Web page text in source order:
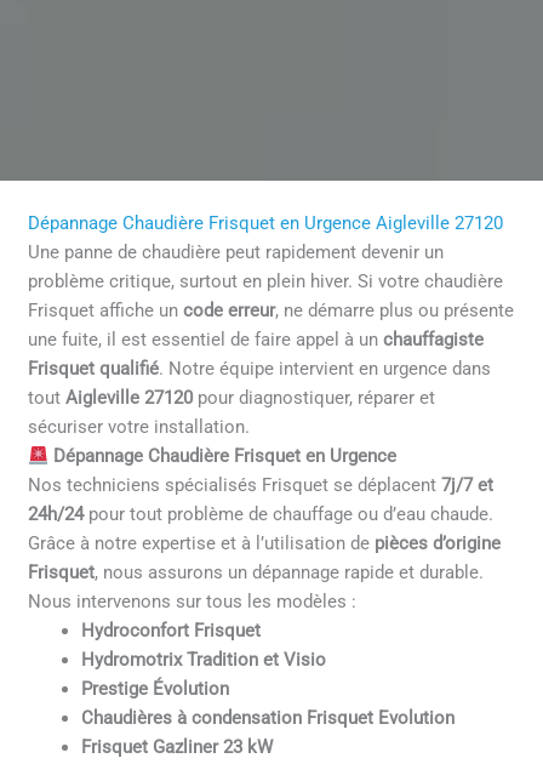
Dépannage Chaudière Frisquet en Urgence Aigleville 27120
Une panne de chaudière peut rapidement devenir un
problème critique, surtout en plein hiver. Si votre chaudière
Frisquet affiche uncode erreur, ne démarre plus ou présente
une fuite, il est essentiel de faire appel à unchauffagiste
Frisquet qualifié. Notre équipe intervient en urgence dans
toutAigleville 27120 pour diagnostiquer, réparer et
sécuriser votre installation.
Dépannage Chaudière Frisquet en Urgence
Nos techniciens spécialisés Frisquet se déplacent7j/7 et
24h/24pour tout problème de chauffage ou d’eau chaude.
Grâce à notre expertise et à l’utilisation de pièces d’origine
Frisquet, nous assurons un dépannage rapide et durable.
Nous intervenons sur tous les modèles :
Hydroconfort Frisquet
Hydromotrix Tradition et Visio
Prestige Évolution
Chaudières à condensation Frisquet Evolution
Frisquet Gazliner 23 kW